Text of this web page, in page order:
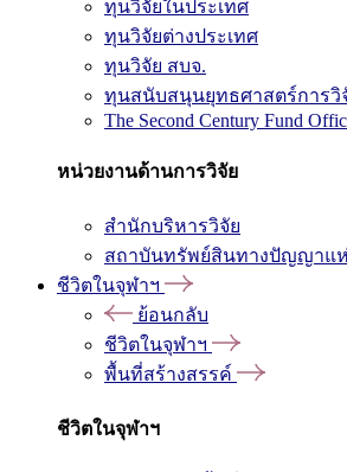
ทุนวิจัยในประเทศ
ทุนวิจัยต่างประเทศ
ทุนวิจัย สบจ.
ทุนสนับสนุนยุทธศาสตร์การวิ
The Second Century Fund
หน่วยงานด้านการวิจัย
สำนักบริหารวิจัย
สถาบันทรัพย์สินทางปัญญาแ
ชีวิตในจุฬาฯ
ย้อนกลับ
ชีวิตในจุฬาฯ
พื้นที่สร้างสรรค์
ชีวิตในจุฬาฯ